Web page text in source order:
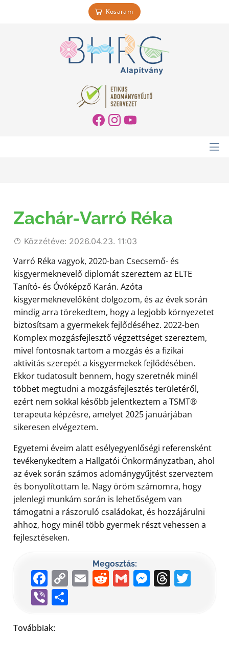
Kosaram
Zachár-Varró Réka
Közzétéve: 2026.04.23. 11:03
Varró Réka vagyok, 2020-ban Csecsemő- és
kisgyermeknevelő diplomát szereztem az ELTE
Tanító- és Óvóképző Karán. Azóta
kisgyermeknevelőként dolgozom, és az évek során
mindig arra törekedtem, hogy a legjobb környezetet
biztosítsam a gyermekek fejlődéséhez. 2022-ben
Komplex mozgásfejlesztő végzettséget szereztem,
mivel fontosnak tartom a mozgás és a fizikai
aktivitás szerepét a kisgyermekek fejlődésében.
Ekkor tudatosult bennem, hogy szeretnék minél
többet megtudni a mozgásfejlesztés területéről,
ezért nem sokkal később jelentkeztem a TSMT®
terapeuta képzésre, amelyet 2025 januárjában
sikeresen elvégeztem.
Egyetemi éveim alatt esélyegyenlőségi referensként
tevékenykedtem a Hallgatói Önkormányzatban, ahol
az évek során számos adománygyűjtést szerveztem
és bonyolítottam le. Nagy öröm számomra, hogy
jelenlegi munkám során is lehetőségem van
támogatni a rászoruló családokat, és hozzájárulni
ahhoz, hogy minél több gyermek részt vehessen a
fejlesztéseken.
Megosztás:
Facebook
CopyEmailReddit
Gmail
Viber
Továbbiak: